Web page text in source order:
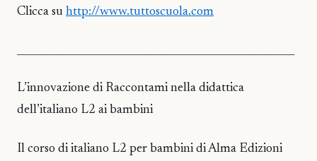
Clicca su http://www.tuttoscuola.com
L’innovazione di Raccontami nella didattica
dell’italiano L2 ai bambini
Il corso di italiano L2 per bambini di Alma Edizioni